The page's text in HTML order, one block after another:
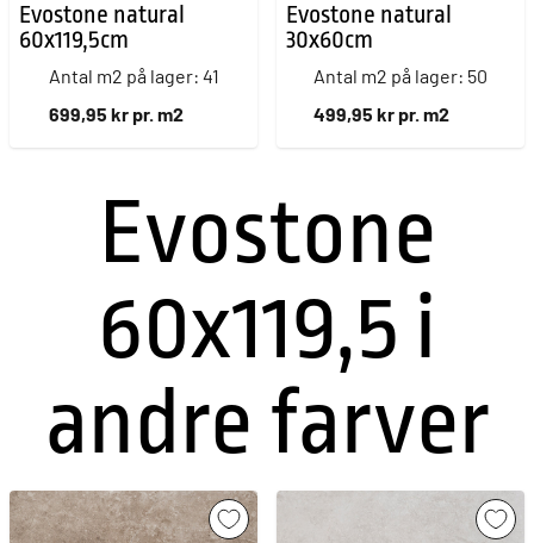
Evostone natural
60x119,5cm
Antal m2 på lager: 41
699,95 kr pr. m2
Evostone natural
30x60cm
Antal m2 på lager: 50
499,95 kr pr. m2
Evostone
60x119,5 i
andre farver